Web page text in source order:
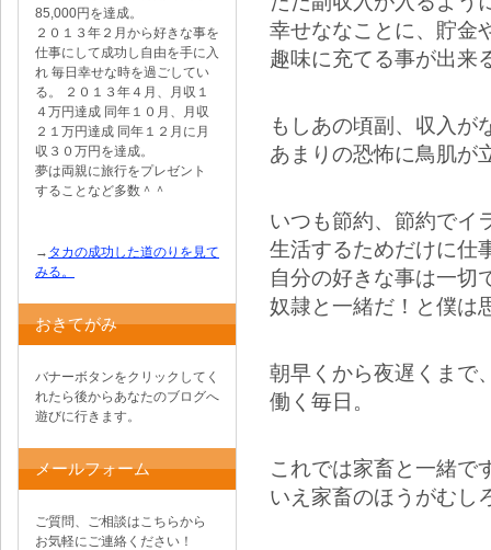
幸せななことに、貯金
趣味に充てる事が出来
もしあの頃副、収入が
あまりの恐怖に鳥肌が
いつも節約、節約でイ
生活するためだけに仕
自分の好きな事は一切
奴隷と一緒だ！と僕は
朝早くから夜遅くまで
働く毎日。
これでは家畜と一緒で
いえ家畜のほうがむし
85,000円を達成。
２０１３年２月から好きな事を
仕事にして成功し自由を手に入
れ 毎日幸せな時を過ごしてい
る。 ２０１３年４月、月収１
４万円達成 同年１０月、月収
２１万円達成 同年１２月に月
収３０万円を達成。
夢は両親に旅行をプレゼント
することなど多数＾＾
→ タカの成功した道のりを見て
みる。
おきてがみ
バナーボタンをクリックしてく
れたら後からあなたのブログへ
遊びに行きます。
メールフォーム
ご質問、ご相談はこちらから
お気軽にご連絡ください！